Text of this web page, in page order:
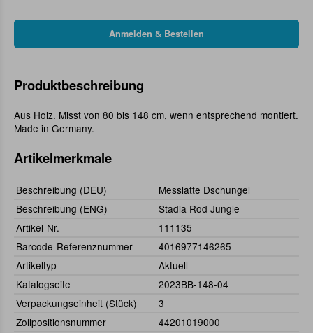
Produktbeschreibung
Aus Holz. Misst von 80 bis 148 cm, wenn entsprechend montiert.
Made in Germany.
Artikelmerkmale
Beschreibung (DEU)
Messlatte Dschungel
Beschreibung (ENG)
Stadia Rod Jungle
Artikel-Nr.
111135
Barcode-Referenznummer
4016977146265
Artikeltyp
Aktuell
Katalogseite
2023BB-148-04
Verpackungseinheit (Stück)
3
Zollpositionsnummer
44201019000